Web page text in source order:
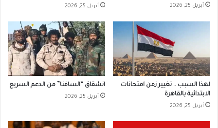
أبريل 25, 2026 أبريل 25, 2026
لهذا السبب .. تغيير زمن امتحانات
الابتدائية بالقاهرة
أبريل 25, 2026
انشقاق “السافنا” من الدعم السريع
أبريل 25, 2026